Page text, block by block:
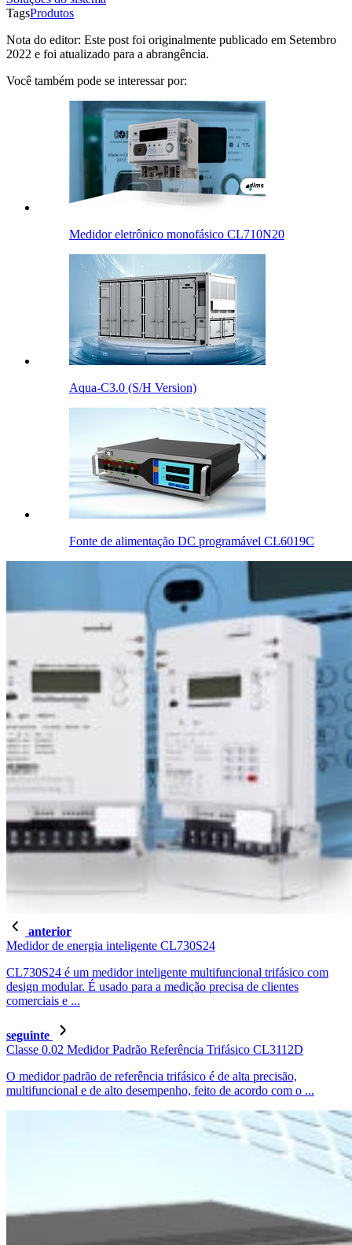
TagsProdutos
Nota do editor: Este post foi originalmente publicado em Setembro
2022 e foi atualizado para a abrangência.
Você também pode se interessar por:
Medidor eletrônico monofásico CL710N20
Aqua-C3.0 (S/H Version)
Fonte de alimentação DC programável CL6019C
anterior
Medidor de energia inteligente CL730S24
CL730S24 é um medidor inteligente multifuncional trifásico com
design modular. É usado para a medição precisa de clientes
comerciais e ...
seguinte
Classe 0.02 Medidor Padrão Referência Trifásico CL3112D
O medidor padrão de referência trifásico é de alta precisão,
multifuncional e de alto desempenho, feito de acordo com o ...